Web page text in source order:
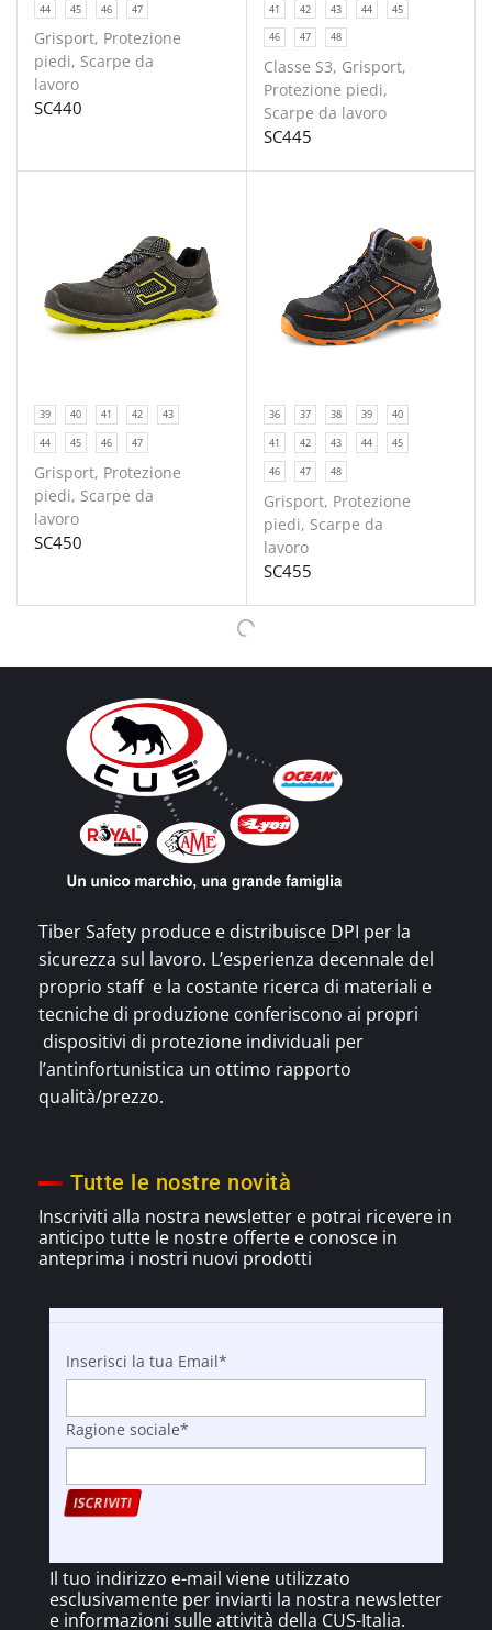
44
45 46 47
Grisport, Protezione
piedi, Scarpe da
lavoro
SC440
41
42 43 44
45
46
47 48
Classe S3, Grisport,
Protezione piedi,
Scarpe da lavoro
SC445
39 40 41 42
43
44
45 46 47
Grisport, Protezione
piedi, Scarpe da
lavoro
SC450
36 37 38 39
40
41
42 43 44
45
46
47 48
Grisport, Protezione
piedi, Scarpe da
lavoro
SC455
Tiber Safety produce e distribuisce DPI per la
sicurezza sul lavoro. L’esperienza decennale del
proprio staff e la costante ricerca di materiali e
tecniche di produzione conferiscono ai propri
dispositivi di protezione individuali per
l’antinfortunistica un ottimo rapporto
qualità/prezzo.
Tutte le nostre novità
Inscriviti alla nostra newsletter e potrai ricevere in
anticipo tutte le nostre offerte e conosce in
anteprima i nostri nuovi prodotti
Inserisci la tua Email*
Ragione sociale*
Il tuo indirizzo e-mail viene utilizzato
esclusivamente per inviarti la nostra newsletter
e informazioni sulle attività della CUS-Italia.